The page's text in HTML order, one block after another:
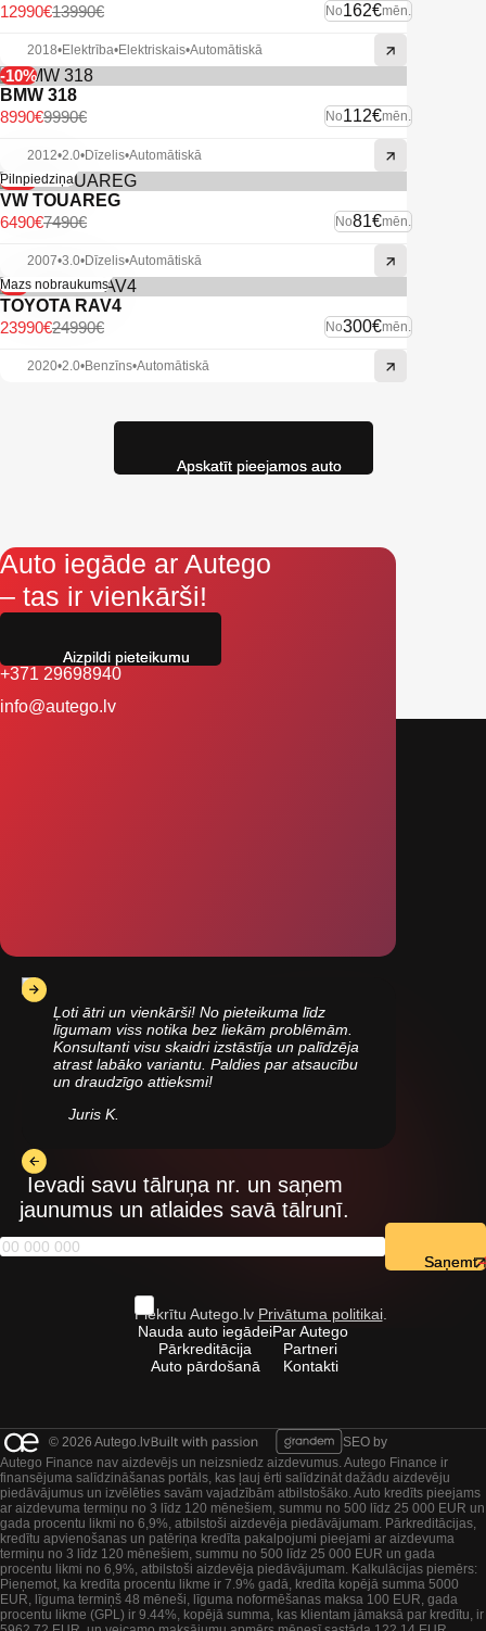
No162€mēn.
13990€
12990€
2018•Elektrība•Elektriskais•Automātiskā
-10%
BMW 318
No112€mēn.
9990€
8990€
2012•2.0•Dīzelis•Automātiskā
-13%
Pilnpiedziņa
VW TOUAREG
No81€mēn.
7490€
6490€
2007•3.0•Dīzelis•Automātiskā
-4%
Mazs nobraukums
TOYOTA RAV4
No300€mēn.
24990€
23990€
2020•2.0•Benzīns•Automātiskā
Auto iegāde ar Autego
– tas ir vienkārši!
+371 29698940
info@autego.lv
Ļoti ātri un vienkārši! No pieteikuma līdz
līgumam viss notika bez liekām problēmām.
Konsultanti visu skaidri izstāstīja un palīdzēja
atrast labāko variantu. Paldies par atsaucību
un draudzīgo attieksmi!
Juris K.
Ievadi savu tālruņa nr. un saņem
jaunumus un atlaides savā tālrunī.
Piekrītu Autego.lv Privātuma politikai.
Nauda auto iegādei
Pārkreditācija
Auto pārdošanā
Par Autego
Partneri
Kontakti
© 2026 Autego.lv
SEO by
Autego Finance nav aizdevējs un neizsniedz aizdevumus. Autego Finance ir
finansējuma salīdzināšanas portāls, kas ļauj ērti salīdzināt dažādu aizdevēju
piedāvājumus un izvēlēties savām vajadzībām atbilstošāko. Auto kredīts pieejams
ar aizdevuma termiņu no 3 līdz 120 mēnešiem, summu no 500 līdz 25 000 EUR un
gada procentu likmi no 6,9%, atbilstoši aizdevēja piedāvājumam. Pārkreditācijas,
kredītu apvienošanas un patēriņa kredīta pakalpojumi pieejami ar aizdevuma
termiņu no 3 līdz 120 mēnešiem, summu no 500 līdz 25 000 EUR un gada
procentu likmi no 6,9%, atbilstoši aizdevēja piedāvājumam. Kalkulācijas piemērs:
Pieņemot, ka kredīta procentu likme ir 7.9% gadā, kredīta kopējā summa 5000
EUR, līguma termiņš 48 mēneši, līguma noformēšanas maksa 100 EUR, gada
procentu likme (GPL) ir 9.44%, kopējā summa, kas klientam jāmaksā par kredītu, ir